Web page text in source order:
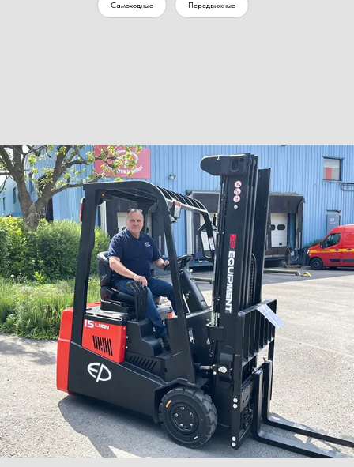
Самоходные Передвижные
Ваше имя
Номер телефона
+7
Ваш email
Оставьте заявку, наши специалисты свяжутся с вами
и ответят на все вопросы
Нужна консультация нашего
специалиста?